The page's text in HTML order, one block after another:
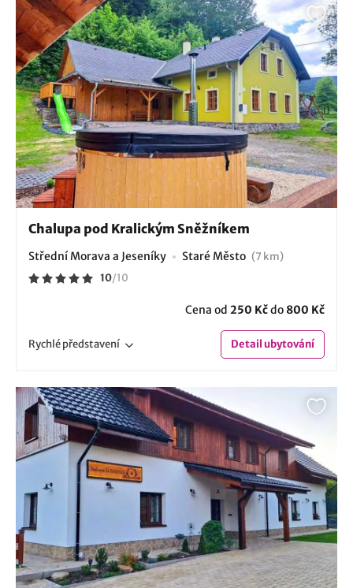
Chalupa pod Kralickým Sněžníkem
Střední Morava a Jeseníky Staré Město (7 km)
10/10
Cena od 250 Kčdo 800 Kč
Rychlépředstavení Detailubytování